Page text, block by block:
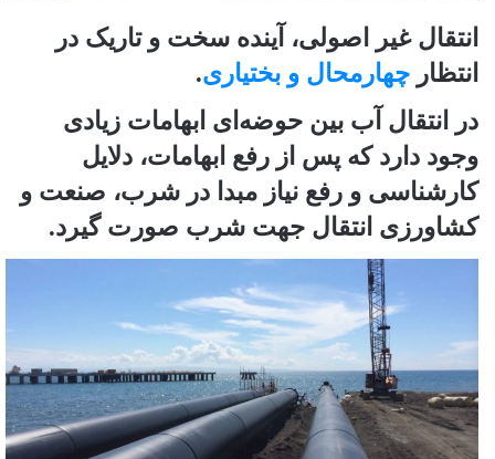
انتقال غیر اصولی، آینده سخت و تاریک در
انتظار چهارمحال و بختیاری.
در انتقال آب بین حوضه‌ای ابهامات زیادی
وجود دارد که پس از رفع ابهامات، دلایل
کارشناسی و رفع نیاز مبدا در شرب، صنعت و
کشاورزی انتقال جهت شرب صورت گیرد.